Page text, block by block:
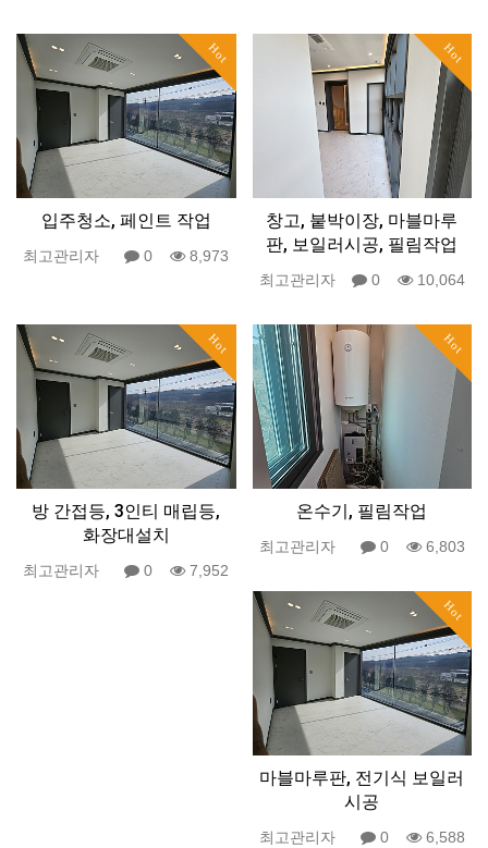
Hot
입주청소, 페인트 작업
최고관리자 0 8,973
Hot
창고, 붙박이장, 마블마루
판, 보일러시공, 필림작업
최고관리자 0 10,064
Hot
방 간접등, 3인티 매립등,
화장대설치
최고관리자 0 7,952
Hot
온수기, 필림작업
최고관리자 0 6,803
Hot
마블마루판, 전기식 보일러
시공
최고관리자 0 6,588